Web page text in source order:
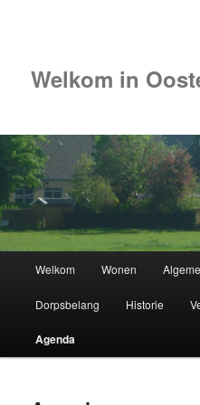
Welkom in
Spring
naar
de
Welkom Wonen
Dorpsbelang Historie
Agenda